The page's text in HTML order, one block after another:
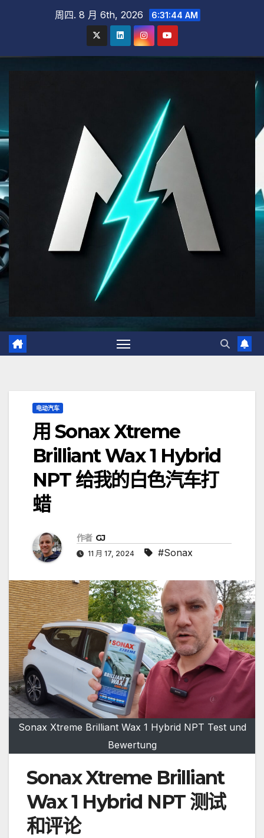
周四. 8 月 6th, 2026 6:31:45 AM
电动汽车
用 Sonax Xtreme
Brilliant Wax 1 Hybrid
NPT 给我的白色汽车打
蜡
作者 GJ
11 月 17, 2024 #Sonax
Sonax Xtreme Brilliant Wax 1 Hybrid NPT Test und
Bewertung
Sonax Xtreme Brilliant
Wax 1 Hybrid NPT 测试
和评论